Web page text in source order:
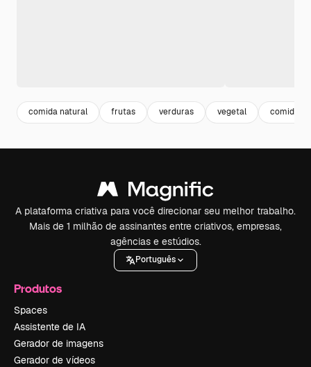
comida natural frutas verduras vegetal comida
A plataforma criativa para você direcionar seu melhor trabalho.
Mais de 1 milhão de assinantes entre criativos, empresas,
agências e estúdios.
Português
Produtos
Spaces
Assistente de IA
Gerador de imagens
Gerador de vídeos